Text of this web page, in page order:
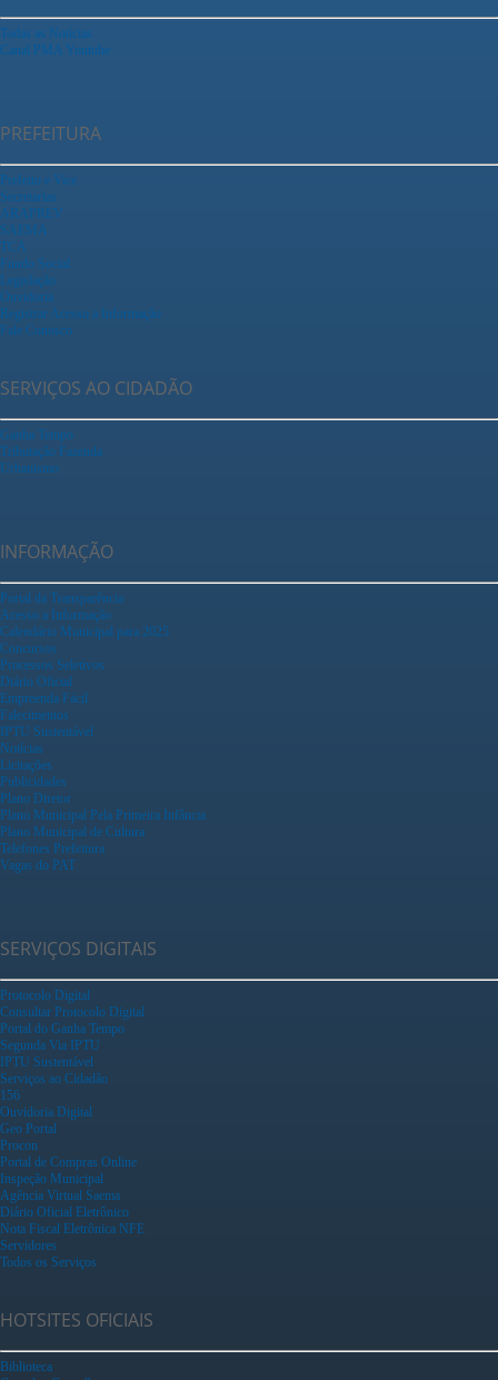
Todas as Notícias
Canal PMA Youtube
PREFEITURA
Prefeito e Vice
Secretarias
ARAPREV
SAEMA
TCA
Fundo Social
Legislação
Ouvidoria
Registrar Acesso a Informação
Fale Conosco
SERVIÇOS AO CIDADÃO
Ganha Tempo
Tributação Fazenda
Urbanismo
INFORMAÇÃO
Portal da Transparência
Acesso a Informação
Calendário Municipal para 2025
Concursos
Processos Seletivos
Diário Oficial
Empreenda Fácil
Falecimentos
IPTU Sustentável
Notícias
Licitações
Publicidades
Plano Diretor
Plano Municipal Pela Primeira Infância
Plano Municipal de Cultura
Telefones Prefeitura
Vagas do PAT
SERVIÇOS DIGITAIS
Protocolo Digital
Consultar Protocolo Digital
Portal do Ganha Tempo
Segunda Via IPTU
IPTU Sustentável
Serviços ao Cidadão
156
Ouvidoria Digital
Geo Portal
Procon
Portal de Compras Online
Inspeção Municipal
Agência Virtual Saema
Diário Oficial Eletrônico
Nota Fiscal Eletrônica NFE
Servidores
Todos os Serviços
HOTSITES OFICIAIS
Biblioteca